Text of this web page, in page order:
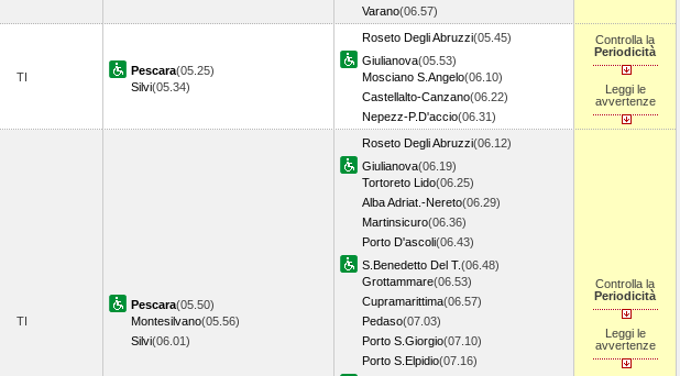
Varano(06.57)
TI Pescara(05.25)
Silvi(05.34)
Roseto Degli Abruzzi(05.45)
Giulianova(05.53)
Mosciano S.Angelo(06.10)
Castellalto-Canzano(06.22)
Nepezz-P.D'accio(06.31)
Controlla la
Periodicità
Leggi le
avvertenze
TI
Pescara(05.50)
Montesilvano(05.56)
Silvi(06.01)
Roseto Degli Abruzzi(06.12)
Giulianova(06.19)
Tortoreto Lido(06.25)
Alba Adriat.-Nereto(06.29)
Martinsicuro(06.36)
Porto D'ascoli(06.43)
S.Benedetto Del T.(06.48)
Grottammare(06.53)
Cupramarittima(06.57)
Pedaso(07.03)
Porto S.Giorgio(07.10)
Porto S.Elpidio(07.16)
Controlla la
Periodicità
Leggi le
avvertenze